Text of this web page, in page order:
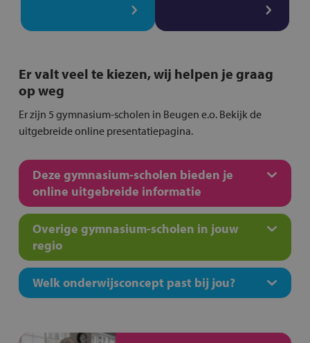
Er valt veel te kiezen, wij helpen je graag
op weg
Er zijn 5 gymnasium-scholen in Beugen e.o. Bekijk de
uitgebreide online presentatiepagina.
Deze gymnasium-scholen bieden je
online uitgebreide informatie
Overige gymnasium-scholen in jouw
regio
Welk onderwijsconcept past bij jou?